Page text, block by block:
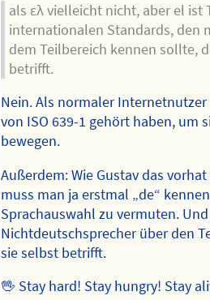
als ελ vielleicht nicht, aber el ist
internationalen Standards, den
dem Teilbereich kennen sollte,
betrifft.
Nein. Als normaler
von ISO 639-1 gehört haben, um
bewegen.
Außerdem: Wie Gustav das
muss man ja erstmal „de“
Sprachauswahl zu vermuten.
Nichtdeutschsprecher über den
sie selbst betrifft.
🖖 Stay hard! Stay hungry! Stay